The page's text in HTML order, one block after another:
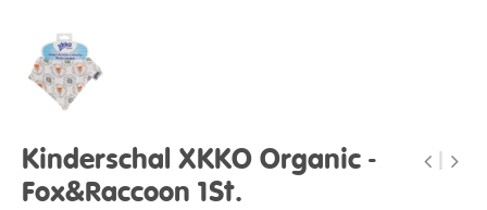
Kinderschal XKKO Organic -
Fox&Raccoon 1St.